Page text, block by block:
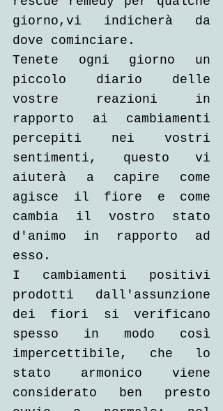
giorno,vi indicherà da
dove cominciare.
Tenete ogni giorno un
piccolo diario delle
vostre reazioni in
rapporto ai cambiamenti
percepiti nei vostri
sentimenti, questo vi
aiuterà a capire come
agisce il fiore e come
cambia il vostro stato
d'animo in rapporto ad
esso.
I cambiamenti positivi
prodotti dall'assunzione
dei fiori si verificano
spesso in modo così
impercettibile, che lo
stato armonico viene
considerato ben presto